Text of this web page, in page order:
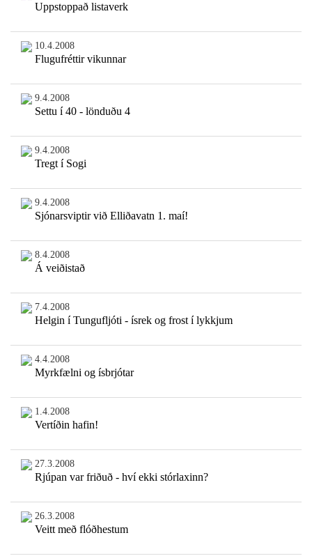
Uppstoppað listaverk
10.4.2008
Flugufréttir vikunnar
9.4.2008
Settu í 40 - lönduðu 4
9.4.2008
Tregt í Sogi
9.4.2008
Sjónarsviptir við Elliðavatn 1. maí!
8.4.2008
Á veiðistað
7.4.2008
Helgin í Tungufljóti - ísrek og frost í lykkjum
4.4.2008
Myrkfælni og ísbrjótar
1.4.2008
Vertíðin hafin!
27.3.2008
Rjúpan var friðuð - hví ekki stórlaxinn?
26.3.2008
Veitt með flóðhestum